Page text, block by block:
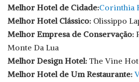
Melhor Hotel de Cidade:Corinthia
Melhor Hotel Clássico: Olissippo
Melhor Empresa de Conservação:
Monte Da Lua
Melhor Design Hotel: The Vine
Melhor Hotel de Um Restaurante: